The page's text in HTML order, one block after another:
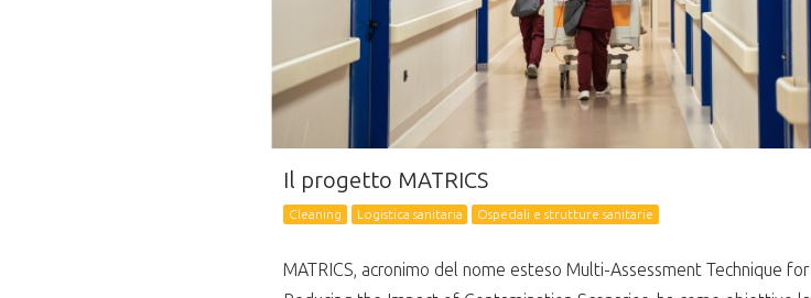
Il progetto MATRICS
Cleaning Logistica sanitaria Ospedali e strutture sanitarie
MATRICS, acronimo del nome esteso Multi-Assessment Technique for